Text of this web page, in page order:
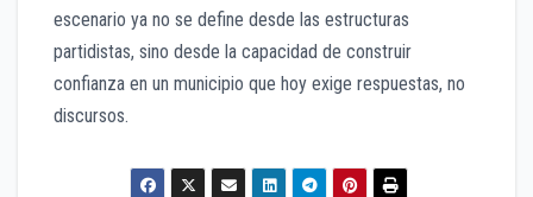
escenario ya no se define desde las estructuras
partidistas, sino desde la capacidad de construir
confianza en un municipio que hoy exige respuestas, no
discursos.